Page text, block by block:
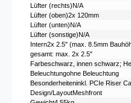
Lüfter (rechts)N/​A
Lüfter (oben)2x 120mm
Lüfter (unten)N/​A
Lüfter (sonstige)N/​A
Intern2x 2.5" (max. 8.5mm
gesamt: max. 2x 2.5"
Farbeschwarz, innen schwarz;
Beleuchtungohne Beleuchtung
Besonderheiteninkl. PCIe Riser
Design/LayoutMeshfront